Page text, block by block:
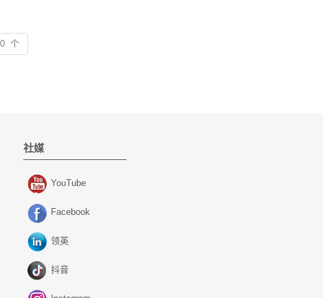
个
社媒
YouTube
Facebook
领英
抖音